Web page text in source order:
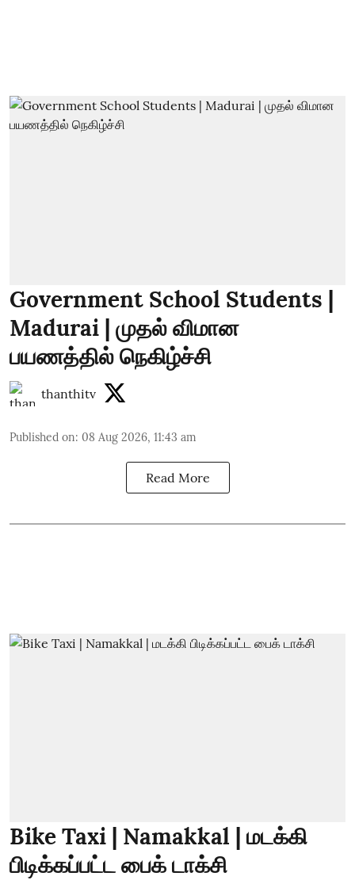
Government School Students |
Madurai | முதல் விமான
பயணத்தில் நெகிழ்ச்சி
thanthitv
Published on: 08 Aug 2026, 11:43 am
Read More
Bike Taxi | Namakkal | மடக்கி
பிடிக்கப்பட்ட பைக் டாக்சி